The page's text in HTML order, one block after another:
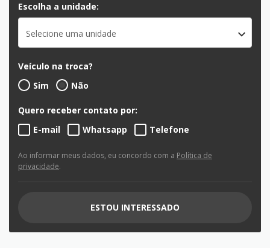
Escolha a unidade:
Selecione uma unidade
Veículo na troca?
Sim
Não
Quero receber contato por:
E-mail
Whatsapp Telefone
Ao informar meus dados, eu concordo com a Política de
privacidade.
ESTOU INTERESSADO